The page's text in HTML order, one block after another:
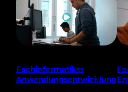
Fachinformatiker
Anwendungsentwicklung